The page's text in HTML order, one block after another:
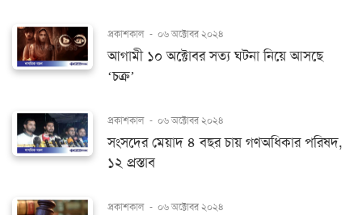
প্রকাশকাল - ০৬ অক্টোবর ২০২৪
আগামী ১০ অক্টোবর সত্য ঘটনা নিয়ে আসছে
‘চক্র’
প্রকাশকাল - ০৬ অক্টোবর ২০২৪
সংসদের মেয়াদ ৪ বছর চায় গণঅধিকার পরিষদ,
১২ প্রস্তাব
প্রকাশকাল - ০৬ অক্টোবর ২০২৪